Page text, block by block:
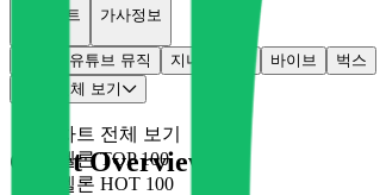
개별차트 가사정보
유튜브 뮤직 지니 바이브
벅스
차트 전체 보기
차트 전체 보기
멜론 TOP 100
멜론 HOT 100
Chart Overview